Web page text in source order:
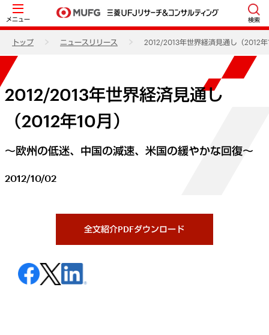
メニュー 検索
トップ ニュースリリース 2012/2013年世界経済見通し（2012
2012/2013年世界経済見通し
（2012年10月）
～欧州の低迷、中国の減速、米国の緩やかな回復～
2012/10/02
全文紹介PDFダウンロード